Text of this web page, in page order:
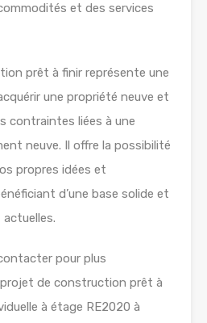
et des services
prêt à finir représente une
une propriété neuve et
contraintes liées à une
neuve. Il offre la possibilité
propres idées et
d’une base solide et
pour plus
de construction prêt à
à étage RE2020 à